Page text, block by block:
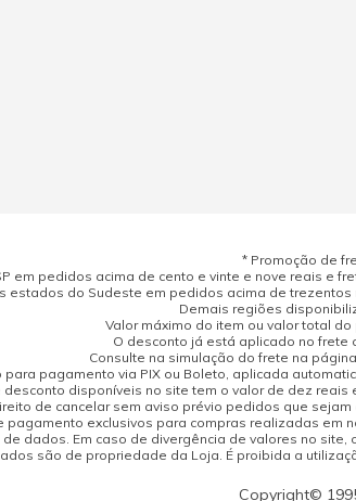
* Promoção de
em pedidos acima de cento e vinte e nove reais e
estados do Sudeste em pedidos acima de
Demais regiões
Valor máximo do item ou valor total
O desconto já está aplicado no frete
Consulte na simulação do frete na
para pagamento via PIX ou Boleto, aplicada
disponíveis no site tem o valor de dez
de cancelar sem aviso prévio pedidos que
pagamento exclusivos para compras realizadas
dados. Em caso de divergência de valores no
são de propriedade da Loja. É proibida a
Copyright©